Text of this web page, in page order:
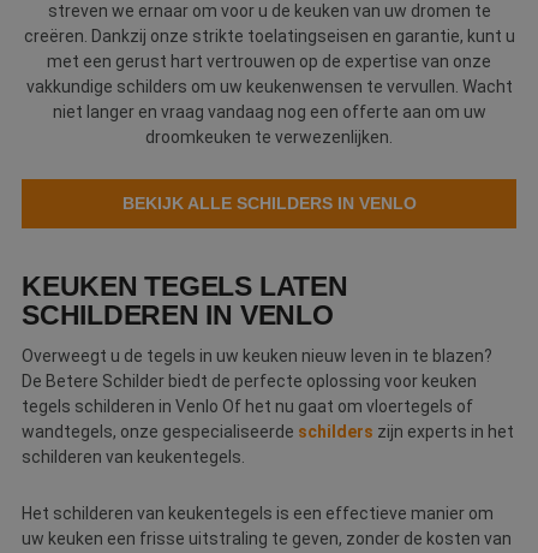
Infopakket
Verfspuitbedrijf?
Service
Waarom de betere schilder?
Binnenschilderwerk
Nieuws & blog
Vacatures
Veelgestelde vragen
Webshop
Contact
Magazines
streven we ernaar om voor u de keuken van uw dromen te
creëren. Dankzij onze strikte toelatingseisen en garantie, kunt u
met een gerust hart vertrouwen op de expertise van onze
vakkundige schilders om uw keukenwensen te vervullen. Wacht
niet langer en vraag vandaag nog een offerte aan om uw
droomkeuken te verwezenlijken.
BEKIJK ALLE SCHILDERS IN VENLO
KEUKEN TEGELS LATEN
SCHILDEREN IN VENLO
Overweegt u de tegels in uw keuken nieuw leven in te blazen?
De Betere Schilder biedt de perfecte oplossing voor keuken
tegels schilderen in Venlo Of het nu gaat om vloertegels of
wandtegels, onze gespecialiseerde schilders zijn experts in het
schilderen van keukentegels.
Het schilderen van keukentegels is een effectieve manier om
uw keuken een frisse uitstraling te geven, zonder de kosten van